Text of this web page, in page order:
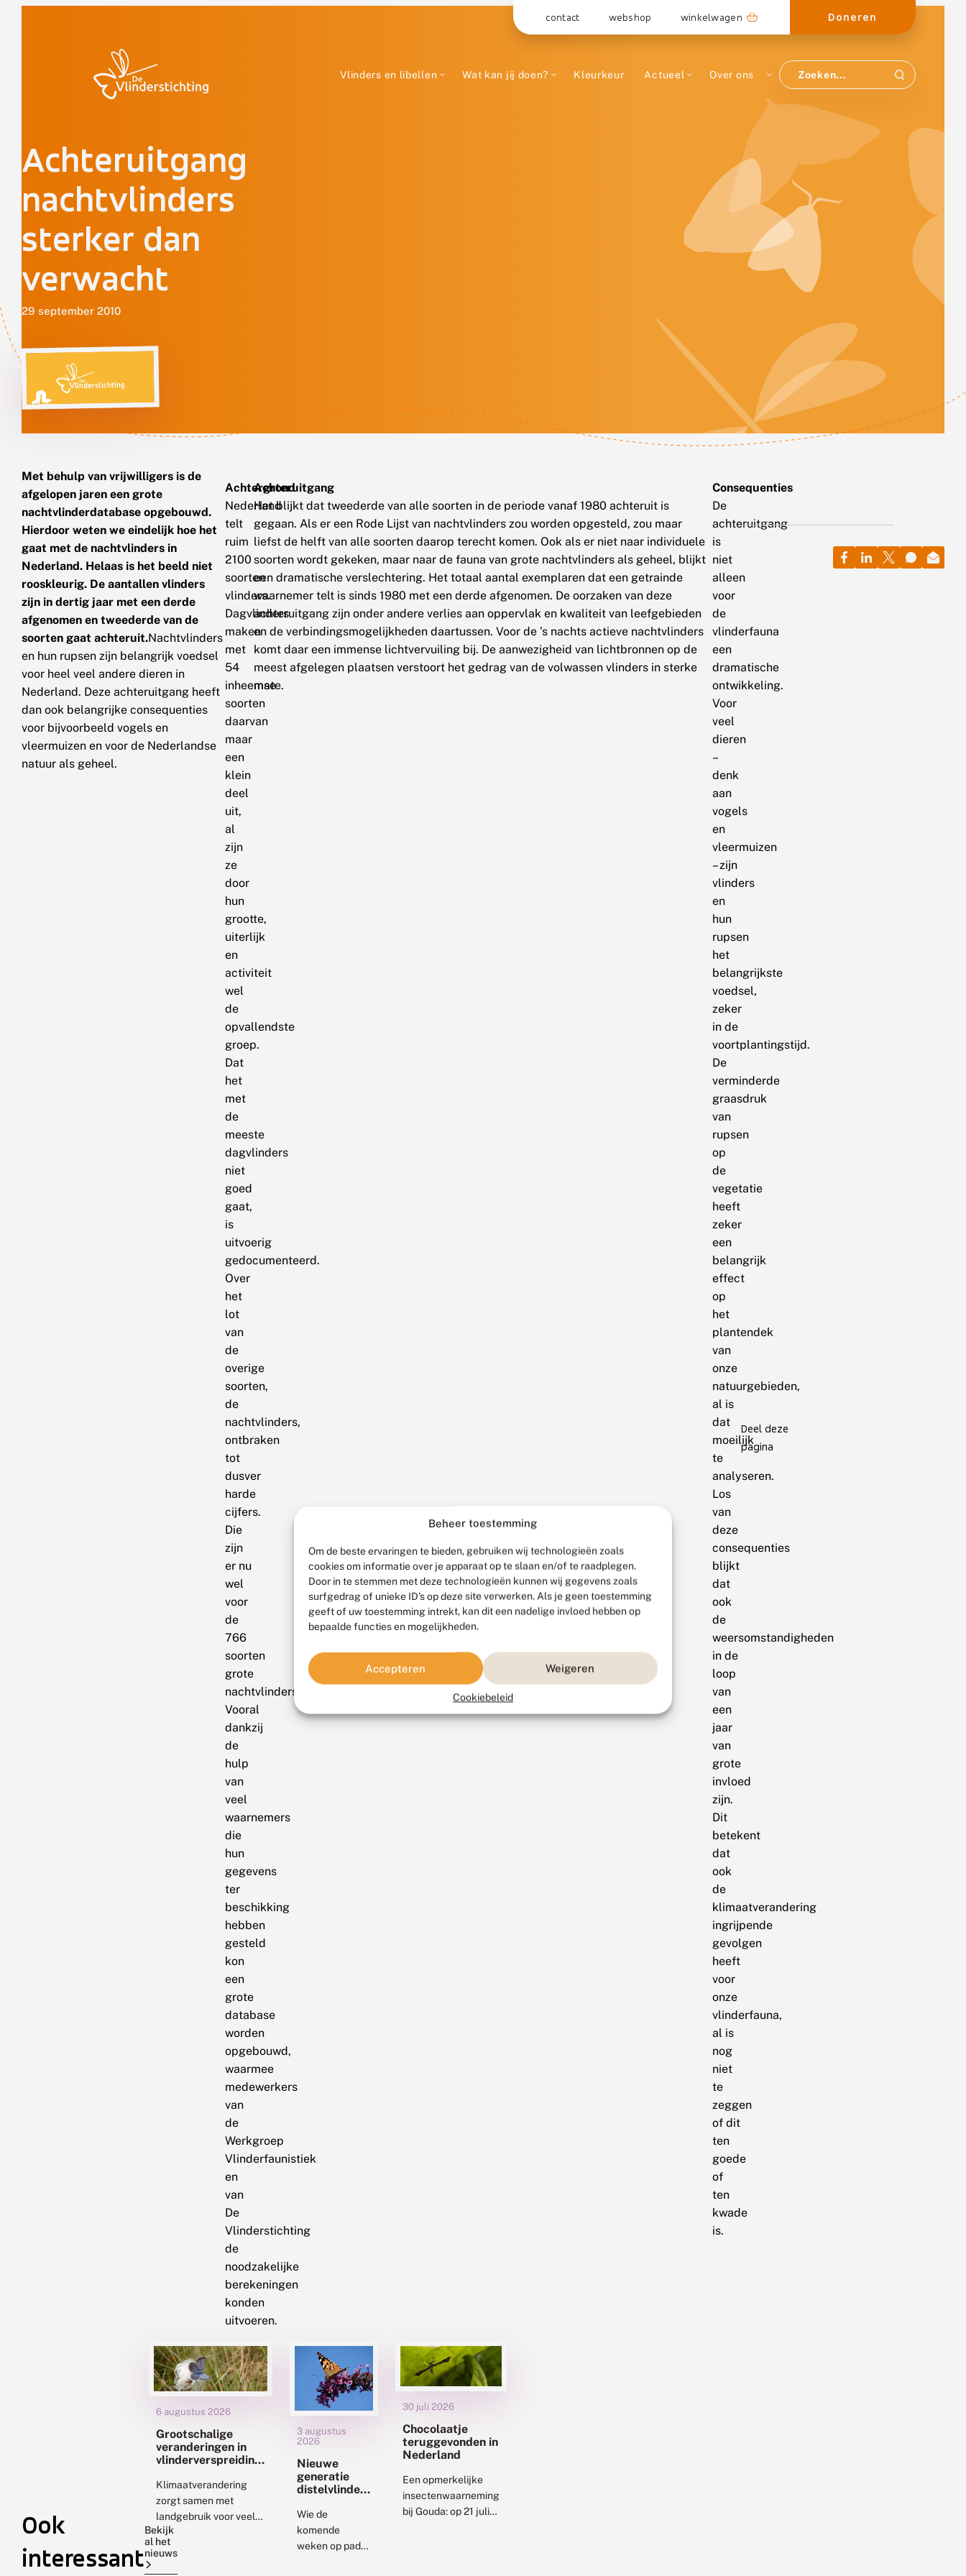
Beheer toestemming
Om de beste ervaringen te bieden, gebruiken wij technologieën zoals
cookies om informatie over je apparaat op te slaan en/of te raadplegen.
Door in te stemmen met deze technologieën kunnen wij gegevens zoals
surfgedrag of unieke ID's op deze site verwerken. Als je geen toestemming
geeft of uw toestemming intrekt, kan dit een nadelige invloed hebben op
bepaalde functies en mogelijkheden.
Accepteren Weigeren
Cookiebeleid
contact webshop winkelwagen Doneren
Vlinders en libellen Wat kan jij doen? Kleurkeur Actueel Over ons
Achteruitgang
nachtvlinders
sterker dan
verwacht
29 september 2010
Met behulp van vrijwilligers is de
afgelopen jaren een grote
nachtvlinderdatabase opgebouwd.
Hierdoor weten we eindelijk hoe het
gaat met de nachtvlinders in
Nederland. Helaas is het beeld niet
rooskleurig. De aantallen vlinders
zijn in dertig jaar met een derde
afgenomen en tweederde van de
soorten gaat achteruit.Nachtvlinders
en hun rupsen zijn belangrijk voedsel
voor heel veel andere dieren in
Nederland. Deze achteruitgang heeft
dan ook belangrijke consequenties
voor bijvoorbeeld vogels en
vleermuizen en voor de Nederlandse
natuur als geheel.
Achtergrond
Nederland
telt
ruim
2100
soorten
vlinders.
Dagvlinders
maken
met
54
inheemse
soorten
daarvan
maar
een
klein
deel
uit,
al
zijn
ze
door
hun
grootte,
uiterlijk
en
activiteit
wel
de
opvallendste
groep.
Dat
het
met
de
meeste
dagvlinders
niet
goed
gaat,
is
uitvoerig
gedocumenteerd.
Over
het
lot
van
de
overige
soorten,
de
nachtvlinders,
ontbraken
tot
dusver
harde
cijfers.
Die
zijn
er nu
wel
voor
de
766
soorten
grote
nachtvlinders.
Vooral
dankzij
de
hulp
van
veel
waarnemers
die
hun
gegevens
ter
beschikking
hebben
gesteld
kon
een
grote
database
worden
opgebouwd,
waarmee
medewerkers
van
de
Werkgroep
Vlinderfaunistiek
en
van
De
Vlinderstichting
de
noodzakelijke
berekeningen
konden
uitvoeren.
Achteruitgang
Het blijkt dat tweederde van alle soorten in de periode vanaf 1980 achteruit is
gegaan. Als er een Rode Lijst van nachtvlinders zou worden opgesteld, zou maar
liefst de helft van alle soorten daarop terecht komen. Ook als er niet naar individuele
soorten wordt gekeken, maar naar de fauna van grote nachtvlinders als geheel, blijkt
een dramatische verslechtering. Het totaal aantal exemplaren dat een getrainde
waarnemer telt is sinds 1980 met een derde afgenomen. De oorzaken van deze
achteruitgang zijn onder andere verlies aan oppervlak en kwaliteit van leefgebieden
en de verbindingsmogelijkheden daartussen. Voor de ’s nachts actieve nachtvlinders
komt daar een immense lichtvervuiling bij. De aanwezigheid van lichtbronnen op de
meest afgelegen plaatsen verstoort het gedrag van de volwassen vlinders in sterke
mate.
Consequenties
De
achteruitgang
is
niet
alleen
voor
de
vlinderfauna
een
dramatische
ontwikkeling.
Voor
veel
dieren
–
denk
aan
vogels
en
vleermuizen
– zijn
vlinders
en
hun
rupsen
het
belangrijkste
voedsel,
zeker
in de
voortplantingstijd.
De
verminderde
graasdruk
van
rupsen
op
de
vegetatie
heeft
zeker
een
belangrijk
effect
op
het
plantendek
van
onze
natuurgebieden,
al is
dat
moeilijk
te
analyseren.
Los
van
deze
consequenties
blijkt
dat
ook
de
weersomstandigheden
in de
loop
van
een
jaar
van
grote
invloed
zijn.
Dit
betekent
dat
ook
de
klimaatverandering
ingrijpende
gevolgen
heeft
voor
onze
vlinderfauna,
al is
nog
niet
te
zeggen
of dit
ten
goede
of
ten
kwade
is.
Deel deze
pagina
Ook
interessant
Bekijk
al het
nieuws
6 augustus 2026
Grootschalige
veranderingen in
vlinderverspreiding
klimaatverandering:
uitdagingen voor
natuurbescherming
Klimaatverandering
zorgt samen met
landgebruik voor veel
veranderingen in
biodiversiteit. Twee
3 augustus
2026
Nieuwe
generatie
distelvlinders
uitvliegen
Wie de
komende
weken op pad
30 juli 2026
Chocolaatje
teruggevonden in
Nederland
Een opmerkelijke
insectenwaarneming
bij Gouda: op 21 juli